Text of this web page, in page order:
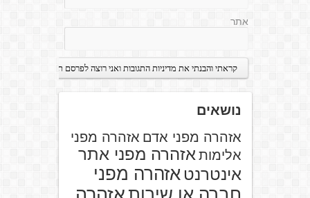
אתר
נושאים
אזהרה מפני אדם אזהרה מפני
אלימות אזהרה מפני אתר
אינטרנט אזהרה מפני